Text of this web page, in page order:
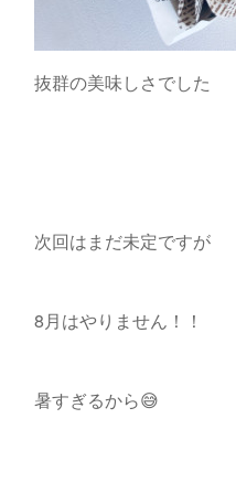
抜群の美味しさでした
次回はまだ未定ですが
8月はやりません！！
暑すぎるから😅